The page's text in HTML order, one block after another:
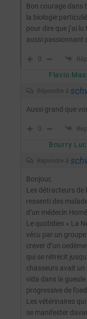
Bon courage dans
la biologie
pour dire que j’ai
aussi passionnant
0
Flavio
Répondre à
Aussi grand que
0
Bourry
Répondre à
Bonjour,
Les détracteurs de
ressenti des
d’un médecin
Le quotidien « La
vécu par un
crever d’un
qui se rétrécit
chasseurs avait un
vida dans la
progressive de
Les vétérinaires
se manifester